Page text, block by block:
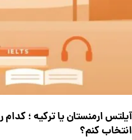
آیلتس ارمنستان یا ترکیه ؛ کدام
انتخاب کنم؟